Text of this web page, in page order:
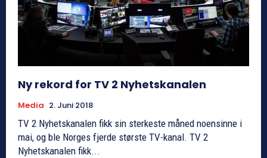
Ny rekord for TV 2 Nyhetskanalen
Media 2. Juni 2018
TV 2 Nyhetskanalen fikk sin sterkeste måned noensinne i
mai, og ble Norges fjerde største TV-kanal. TV 2
Nyhetskanalen fikk...